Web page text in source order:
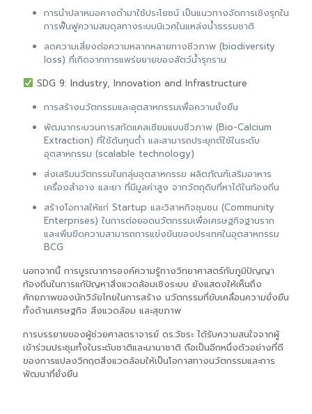
การนำปลาหมอคางดำมาใช้ประโยชน์ เป็นแนวทางจัดการเชิงรุกใน
การฟื้นฟูความสมดุลทางระบบนิเวศในแหล่งน้ำธรรมชาติ
ลดความเสี่ยงต่อความหลากหลายทางชีวภาพ (biodiversity
loss) ที่เกิดจากการแพร่ขยายของสัตว์น้ำรุกราน
SDG 9: Industry, Innovation and Infrastructure
การสร้างนวัตกรรมและอุตสาหกรรมเพื่อความยั่งยืน
พัฒนากระบวนการสกัดแคลเซียมแบบชีวภาพ (Bio-Calcium
Extraction) ที่ใช้ต้นทุนต่ำ และสามารถประยุกต์ใช้ในระดับ
อุตสาหกรรม (scalable technology)
ส่งเสริมนวัตกรรมในกลุ่มอุตสาหกรรม ผลิตภัณฑ์เสริมอาหาร
เครื่องสำอาง และยา ที่มีมูลค่าสูง จากวัตถุดิบที่หาได้ในท้องถิ่น
สร้างโอกาสให้แก่ Startup และวิสาหกิจชุมชน (Community
Enterprises) ในการต่อยอดนวัตกรรมเพื่อเศรษฐกิจฐานราก
และเพิ่มขีดความสามารถการแข่งขันของประเทศในอุตสาหกรรม
BCG
นอกจากนี้ การบูรณาการองค์ความรู้ทางวิทยาศาสตร์กับภูมิปัญญา
ท้องถิ่นในการแก้ปัญหาสิ่งแวดล้อมเชิงระบบ ยังแสดงให้เห็นถึง
ศักยภาพของนักวิจัยไทยในการสร้าง นวัตกรรมที่ขับเคลื่อนความยั่งยืน
ทั้งด้านเศรษฐกิจ สิ่งแวดล้อม และสุขภาพ
การบรรยายของผู้ช่วยศาสตราจารย์ ดร.วัชระ ได้รับความสนใจจากผู้
เข้าร่วมประชุมทั้งในระดับชาติและนานาชาติ ถือเป็นอีกหนึ่งตัวอย่างที่ดี
ของการแปลงวิกฤตสิ่งแวดล้อมให้เป็นโอกาสทางนวัตกรรมและการ
พัฒนาที่ยั่งยืน